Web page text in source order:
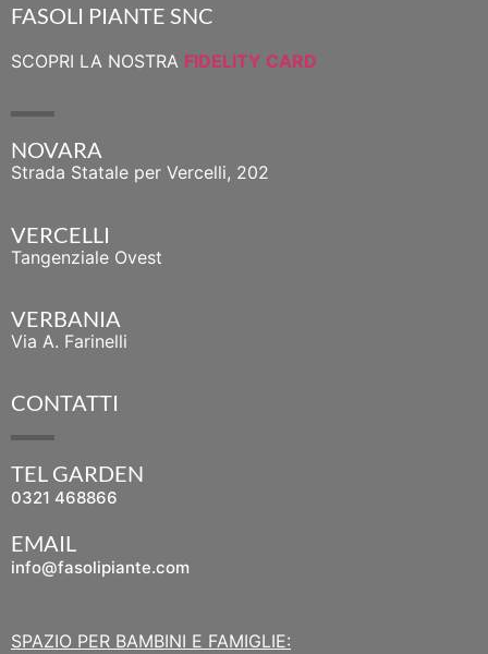
FASOLI PIANTE SNC
SCOPRI LA NOSTRA FIDELITY CARD
NOVARA
Strada Statale per Vercelli, 202
VERCELLI
Tangenziale Ovest
VERBANIA
Via A. Farinelli
CONTATTI
TEL GARDEN
0321 468866
EMAIL
info@fasolipiante.com
SPAZIO PER BAMBINI E FAMIGLIE: